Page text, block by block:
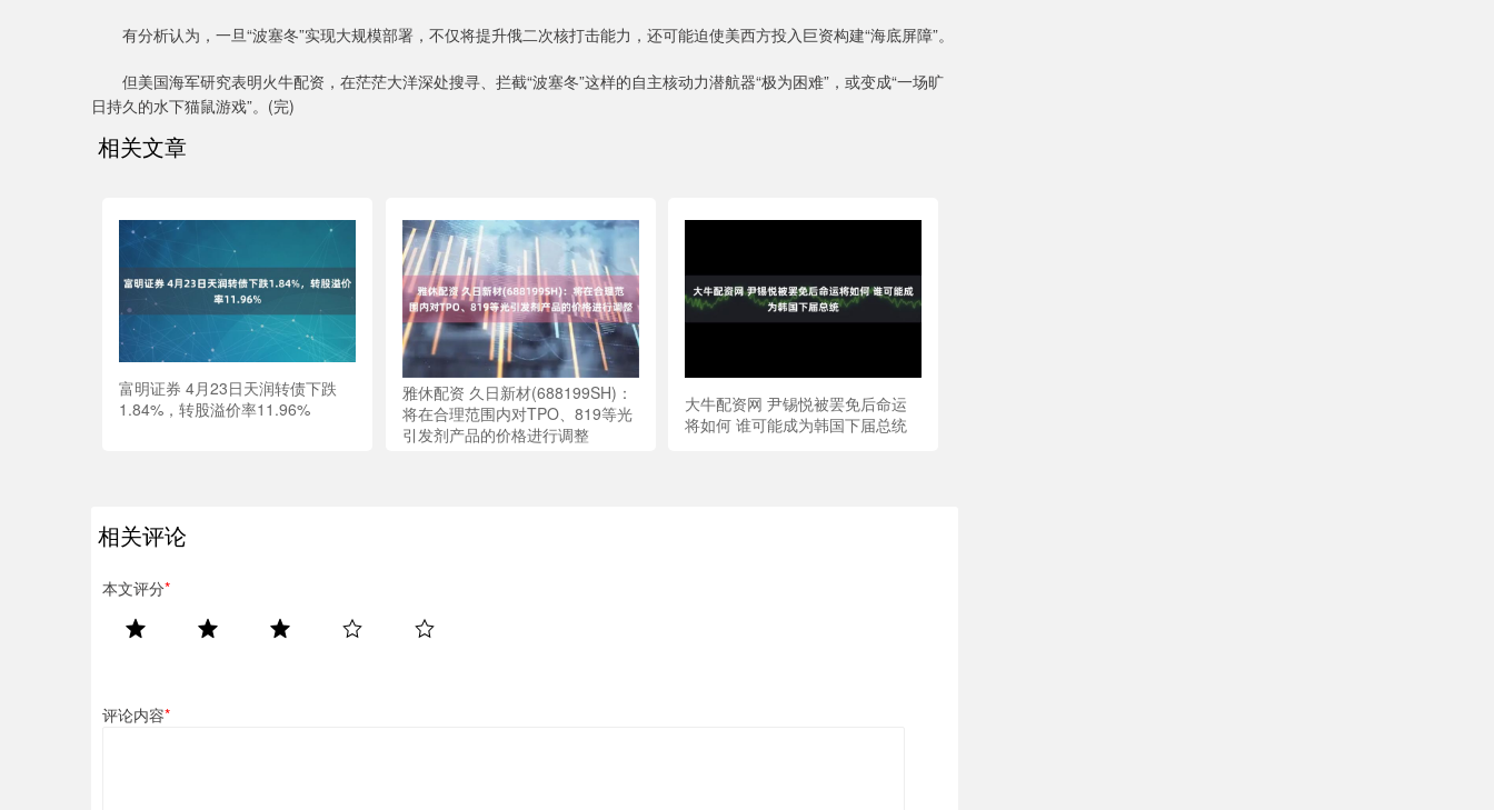
有分析认为，一旦“波塞冬”实现大规模部署，不仅将提升俄二次核打击能力，还可能迫使美西方投入巨资构建“海底屏障”。
但美国海军研究表明火牛配资，在茫茫大洋深处搜寻、拦截“波塞冬”这样的自主核动力潜航器“极为困难”，或变成“一场旷
日持久的水下猫鼠游戏”。(完)
相关文章
富明证券 4月23日天润转债下跌
1.84%，转股溢价率11.96%
雅休配资 久日新材(688199SH)：
将在合理范围内对TPO、819等光
引发剂产品的价格进行调整
大牛配资网 尹锡悦被罢免后命运
将如何 谁可能成为韩国下届总统
相关评论
本文评分*
评论内容*